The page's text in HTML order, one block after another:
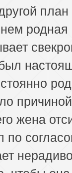
план
родная
причиной
жена
по